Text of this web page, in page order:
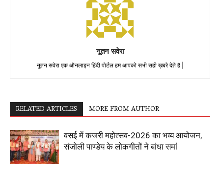
नूतन सवेरा
नूतन सवेरा एक ऑनलाइन हिंदी पोर्टल हम आपको सभी सही ख़बरे देते है |
RELATED ARTICLES MORE FROM AUTHOR
वसई में कजरी महोत्सव-2026 का भव्य आयोजन,
संजोली पाण्डेय के लोकगीतों ने बांधा समां